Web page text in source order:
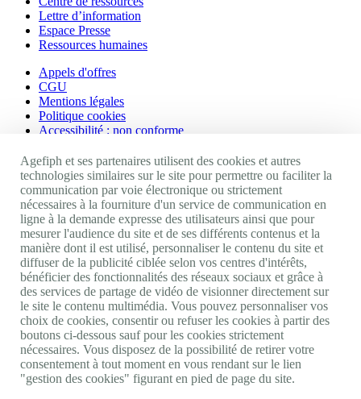
Lettre d’information
Espace Presse
Ressources humaines
Appels d'offres
CGU
Mentions légales
Politique cookies
Accessibilité : non conforme
Nos autres sites
Site portail Agefiph
Activateur de progrès
Handinnov
Innovation et recherche
Université du RRH
Service AppuiPro
Nous suivre
Youtube
Linkedin
Facebook
Twitter
Agefiph et ses partenaires utilisent des cookies et autres
technologies similaires sur le site pour permettre ou faciliter la
communication par voie électronique ou strictement
nécessaires à la fourniture d'un service de communication en
ligne à la demande expresse des utilisateurs ainsi que pour
mesurer l'audience du site et de ses différents contenus et la
manière dont il est utilisé, personnaliser le contenu du site et
diffuser de la publicité ciblée selon vos centres d'intérêts,
bénéficier des fonctionnalités des réseaux sociaux et grâce à
des services de partage de vidéo de visionner directement sur
le site le contenu multimédia. Vous pouvez personnaliser vos
choix de cookies, consentir ou refuser les cookies à partir des
boutons ci-dessous sauf pour les cookies strictement
nécessaires. Vous disposez de la possibilité de retirer votre
consentement à tout moment en vous rendant sur le lien
"gestion des cookies" figurant en pied de page du site.